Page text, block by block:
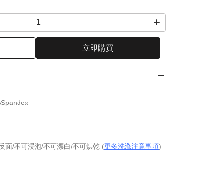
立即購買
面/不可浸泡/不可漂白/不可烘乾 (更多洗滌注意事項)